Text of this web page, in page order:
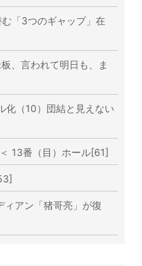
「3つのギャップ」在
、言われて明日も、ま
（10）団結と見えない
13番（目）ホール[61]
アン「猪哥亮」が復